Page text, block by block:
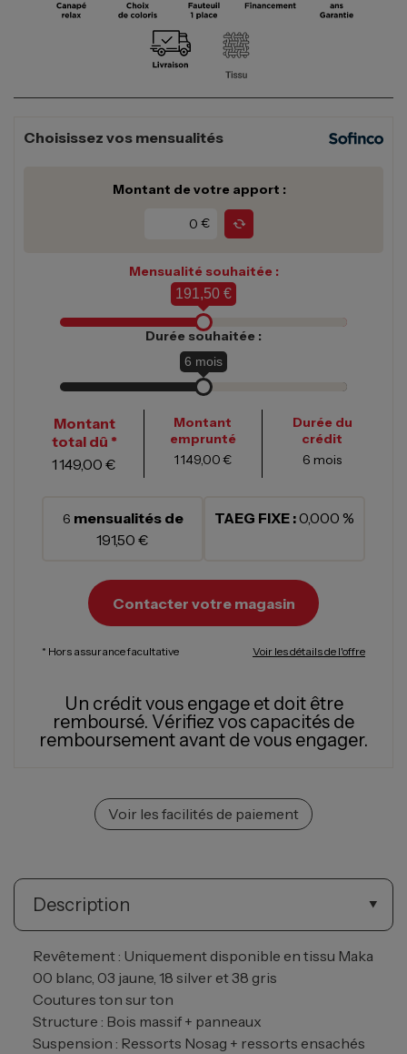
Choisissez vos mensualités
Montant de votre apport :
€
Mensualité souhaitée :
191,50 €
Durée souhaitée :
6 mois
Montant
total dû *
1 149,00 €
Montant
emprunté
1 149,00 €
Durée du
crédit
6 mois
6 mensualités de
191,50 €
TAEG FIXE :0,000 %
Contacter votre magasin
* Hors assurance facultative Voir les détails de l'offre
Un crédit vous engage et doit être
remboursé. Vérifiez vos capacités de
remboursement avant de vous engager.
Voir les facilités de paiement
Description
Revêtement : Uniquement disponible en tissu Maka
00 blanc, 03 jaune, 18 silver et 38 gris
Coutures ton sur ton
Structure : Bois massif + panneaux
Suspension : Ressorts Nosag + ressorts ensachés